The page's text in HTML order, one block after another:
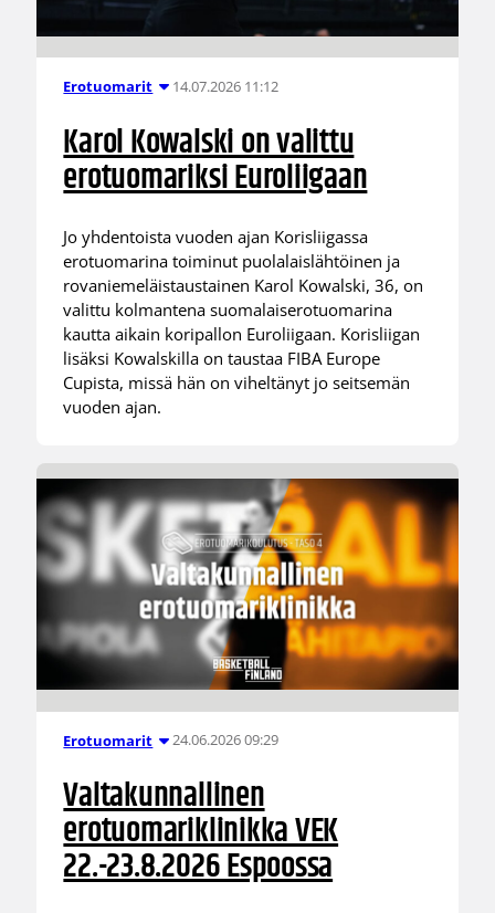
Erotuomarit 14.07.2026 11:12
Karol Kowalski on valittu
erotuomariksi Euroliigaan
Jo yhdentoista vuoden ajan Korisliigassa
erotuomarina toiminut puolalaislähtöinen ja
rovaniemeläistaustainen Karol Kowalski, 36, on
valittu kolmantena suomalaiserotuomarina
kautta aikain koripallon Euroliigaan. Korisliigan
lisäksi Kowalskilla on taustaa FIBA Europe
Cupista, missä hän on viheltänyt jo seitsemän
vuoden ajan.
Erotuomarit 24.06.2026 09:29
Valtakunnallinen
erotuomariklinikka VEK
22.-23.8.2026 Espoossa